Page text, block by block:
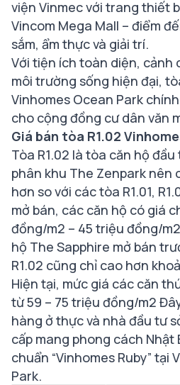
viện Vinmec với trang thiết
Vincom Mega Mall – điểm
sắm, ẩm thực và giải trí.
Với tiện ích toàn diện, cảnh
môi trường sống hiện đại,
Vinhomes Ocean Park
cho cộng đồng cư dân văn
Giá bán tòa R1.02
Tòa R1.02 là tòa căn hộ
phân khu The Zenpark nên
hơn so với các tòa R1.01,
mở bán, các căn hộ có giá
đồng/m2 – 45 triệu đồng/
hộ The Sapphire mở bán
R1.02 cũng chỉ cao hơn
Hiện tại, mức giá các căn
từ 59 – 75 triệu đồng/m2
hàng ở thực và nhà đầu tư
cấp mang phong cách
chuẩn “Vinhomes Ruby” tại
Park.